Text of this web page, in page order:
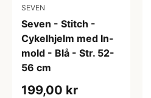
SEVEN
Seven - Stitch -
Cykelhjelm med In-
mold - Blå - Str. 52-
56 cm
199,00 kr